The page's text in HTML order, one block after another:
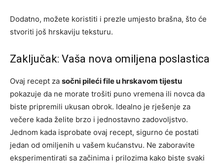
Dodatno, možete koristiti i prezle umjesto brašna, što će
stvoriti još hrskaviju teksturu.
Zaključak: Vaša nova omiljena poslastica
Ovaj recept za sočni pileći file u hrskavom tijestu
pokazuje da ne morate trošiti puno vremena ili novca da
biste pripremili ukusan obrok. Idealno je rješenje za
večere kada želite brzo i jednostavno zadovoljstvo.
Jednom kada isprobate ovaj recept, sigurno će postati
jedan od omiljenih u vašem kućanstvu. Ne zaboravite
eksperimentirati sa začinima i prilozima kako biste svaki